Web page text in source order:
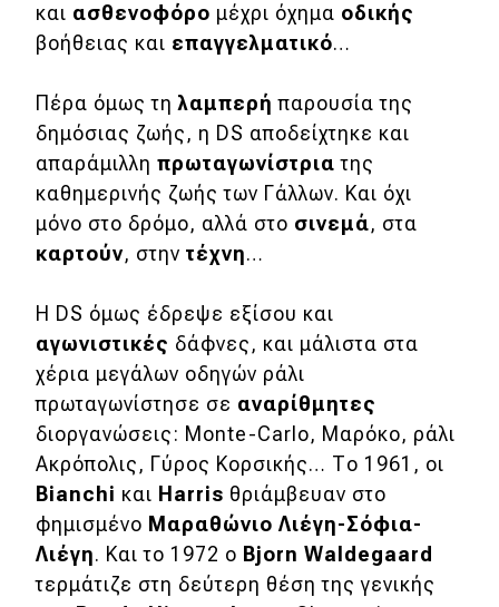
και ασθενοφόρο μέχρι όχημα οδικής
βοήθειας και επαγγελματικό…
Πέρα όμως τη λαμπερή παρουσία της
δημόσιας ζωής, η DS αποδείχτηκε και
απαράμιλλη πρωταγωνίστρια της
καθημερινής ζωής των Γάλλων. Και όχι
μόνο στο δρόμο, αλλά στο σινεμά, στα
καρτούν, στην τέχνη…
Η DS όμως έδρεψε εξίσου και
αγωνιστικές δάφνες, και μάλιστα στα
χέρια μεγάλων οδηγών ράλι
πρωταγωνίστησε σε αναρίθμητες
διοργανώσεις: Monte-Carlo, Μαρόκο, ράλι
Ακρόπολις, Γύρος Κορσικής… Το 1961, οι
Bianchi και Harris θριάμβευαν στο
φημισμένο Μαραθώνιο Λιέγη-Σόφια-
Λιέγη. Και το 1972 ο Bjorn Waldegaard
τερμάτιζε στη δεύτερη θέση της γενικής